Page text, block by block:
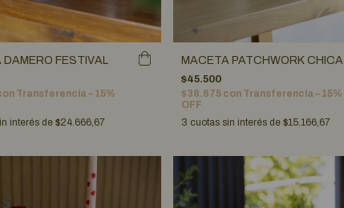
DAMERO FESTIVAL
Transferencia – 15%
interés de $24.666,67
MACETA PATCHWORK CHICA
$45.500
$38.675 con Transferencia – 15%
OFF
3 cuotas sin interés de $15.166,67